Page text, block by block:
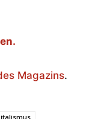
Magazins.